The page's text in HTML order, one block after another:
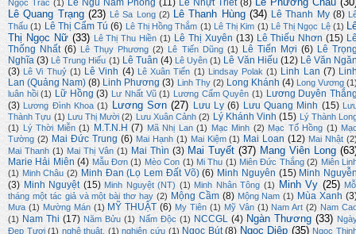
Ngọc Trác (1) Lê Ngũ Nam Phong (11) Lê Nhựt Triết (8)
Lê Quang Trạng (23) Lê Sa Long (2) Lê Thanh Hùng (34) Lê Thanh My (8)
Thấu (1) Lê Thị Cẩm Tú (6) Lê Thị Hồng Thắm (1) Lê Thị Kim (1) Lê Thị Ngọc Lệ (1)
Thị Ngọc Nữ (33) Lê Thị Thu Hiền (1) Lê Thị Xuyên (13) Lê Thiếu Nhơn (15)
Thống Nhất (6) Lê Thụy Phương (2) Lê Tiến Dũng (1) Lê Tiến Mợi (6) Lê
Nghĩa (3) Lê Trung Hiếu (1) Lê Tuân (4) Lê Uyên (1) Lê Văn Hiếu (12) Lê Văn
(3) Lê Vi Thuỷ (1) Lê Vinh (4) Lê Xuân Tiến (1) Lindsay Polak (1) Linh Lan (7)
Lan (Quảng Nam) (8) Linh Phương (3) Linh Thy (2) Long Khánh (4) Long Vương
luân hồi (1) Lữ Hồng (3) Lư Nhất Vũ (1) Lương Cẩm Quyên (1) Lương Duyên
(3) Lương Đình Khoa (1) Lương Sơn (27) Lưu Ly (6) Lưu Quang Minh (15)
Thành Tựu (1) Lưu Thị Mười (2) Lưu Xuân Cảnh (2) Lý Khánh Vinh (15) Lý Thành
(1) Lý Thời Miễn (1) M.T.N.H (7) Mã Nhị Lan (1) Mạc Minh (2) Mạc Tố Hồng (1)
Tường (2) Mai Đức Trung (6) Mai Hạnh (1) Mai Kiệm (1) Mai Loan (12) Mai Nhật
Mai Thanh (1) Mai Thị Vân (1) Mai Thìn (3) Mai Tuyết (37) Mang Viên Long
Marie Hải Miên (4) Mẫu Đơn (1) Mèo Con (1) Mi Thu (1) Miên Đức Thắng (2) Miên
(1) Minh Châu (2) Minh Đan (Lọ Lem Đất Võ) (6) Minh Nguyên (15) Minh
(3) Minh Nguyệt (15) Minh Nguyệt (NT) (1) Minh Nhân Tông (1) Minh Vy (25)
tháng một tác giả và một bài thơ hay (2) Mộng Cầm (8) Mộng Nam (1) Mùa Xanh
Mưa (1) Mường Mán (1) MỸ THUẬT (6) My Tiên (1) Mỹ Vân (1) Nam Art (2) Nam
(1) Nam Thi (17) Năm Bửu (1) Nấm Độc (1) NCCGL (4) Ngàn Thương (33)
Đẹp Tươi (1) nghệ thuật. (1) nghiên cứu (1) Ngọc Bút (8) Ngọc Diệp (35) Ngọc